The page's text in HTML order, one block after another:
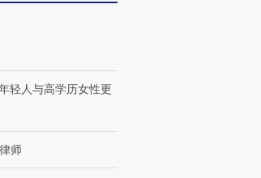
轻人与高学历女性更
师